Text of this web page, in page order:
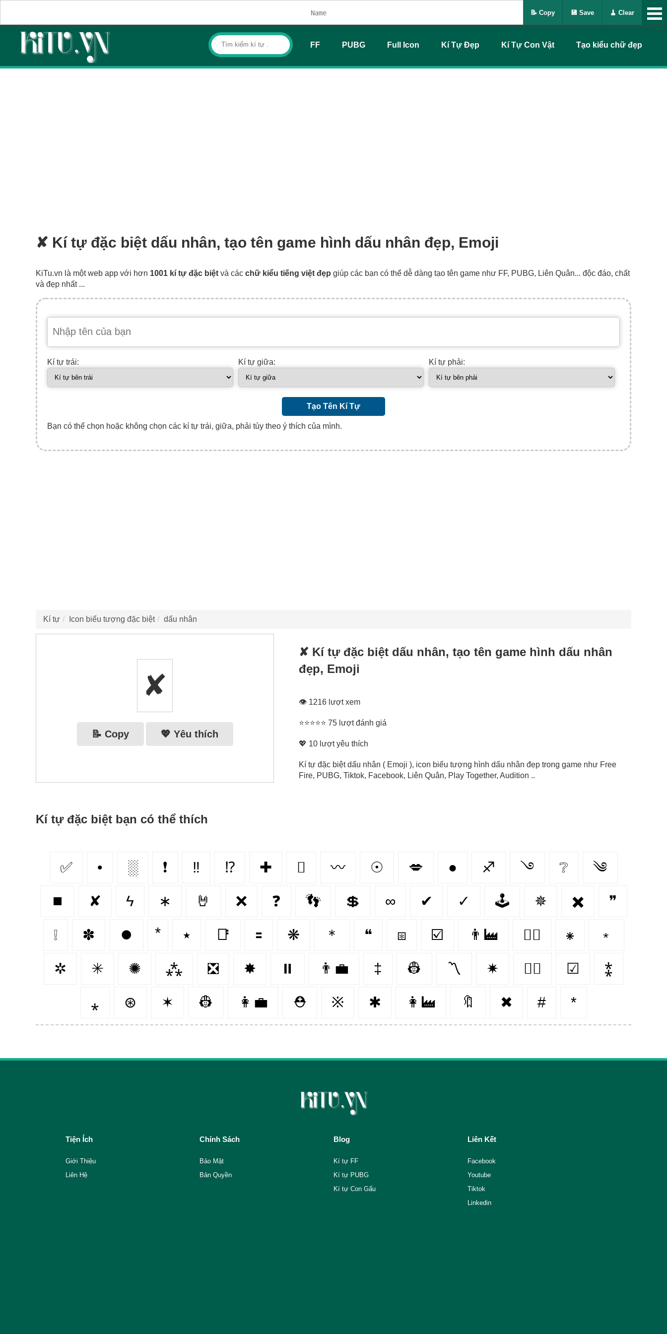
FF PUBG Full Icon Kí Tự Đẹp Kí Tự Con Vật Tạo kiểu chữ đẹp
✘ Kí tự đặc biệt dấu nhân, tạo tên game hình dấu nhân đẹp, Emoji
KiTu.vn là một web app với hơn 1001 kí tự đặc biệt và các chữ kiểu tiếng việt đẹp giúp các bạn có thể dễ dàng tạo tên game như FF, PUBG, Liên Quân... độc đáo, chất
và đẹp nhất ...
Kí tự trái: Kí tự giữa: Kí tự phải:
Tạo Tên Kí Tự
Bạn có thể chọn hoặc không chọn các kí tự trái, giữa, phải tùy theo ý thích của mình.
Kí tự Icon biểu tượng đặc biệt dấu nhân
✘
📝 Copy 💖 Yêu thích
✘ Kí tự đặc biệt dấu nhân, tạo tên game hình dấu nhân
đẹp, Emoji
👁 1216 lượt xem
⭐⭐⭐⭐⭐ 75 lượt đánh giá
💖 10 lượt yêu thích
Kí tự đặc biệt dấu nhân ( Emoji ), icon biểu tượng hình dấu nhân đẹp trong game như Free
Fire, PUBG, Tiktok, Facebook, Liên Quân, Play Together, Audition ..
Kí tự đặc biệt bạn có thể thích
✅ • ░ ❗ ‼ ⁉ ✚ 🫆 〰 ☉ 💋 ● ♐ ࿓ ❔ ༄
⏹️ ✘ ϟ ∗ 🤘 ❌ ❓ 👣 💲 ∞ ✔ ✓ 🕹️ ✵ ✖️ ❞
❕ ✽ ⏺️ ٭ 📑 🟰 ❋ ＊ ❝ ⧆ ☑️ 👨‍🏭 👩‍⚕️ ⁕ ﹡
✲ ✳ ✺ ⁂ ❎ ✸ ⏸️ 👨‍💼 ‡ 👷 〽 ✷ 👨‍⚕️ ☑ ⁑
⁎ ⊛ ✶ 👷‍ 👩‍💼 ⛑ ※ ✱ 👩‍🏭 🔖 ✖ # *
Tiện Ích
Giới Thiệu
Liên Hệ
Chính Sách
Bảo Mật
Bản Quyền
Blog
Kí tự FF
Kí tự PUBG
Kí tự Con Gấu
Liên Kết
Facebook
Youtube
Tiktok
Linkedin
📝 Copy 💾 Save 🧹 Clear